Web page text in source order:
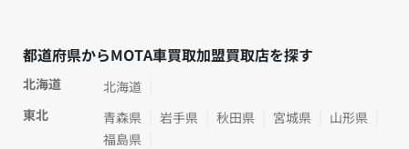
都道府県からMOTA車買取加盟買取店を探す
北海道
北海道
東北
青森県 岩手県 秋田県 宮城県
山形県
福島県